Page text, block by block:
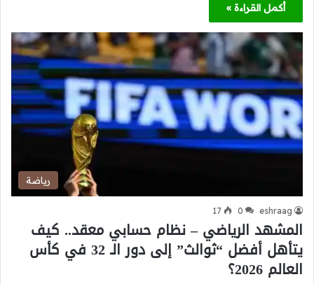
أكمل القراءة »
رياضة
eshraag
0
17
المشهد الرياضي – نظام حسابي معقد.. كيف
يتأهل أفضل “ثوالث” إلى دور الـ 32 في كأس
العالم 2026؟